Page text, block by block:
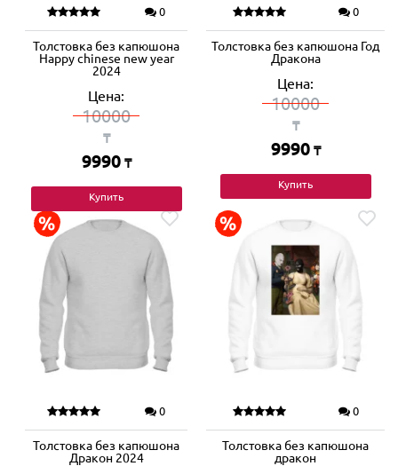
0
Толстовка без капюшона
Happy chinese new year
2024
Цена:
10000
₸
9990 ₸
Купить
0
Толстовка без капюшона Год
Дракона
Цена:
10000
₸
9990 ₸
Купить
0
Толстовка без капюшона
Дракон 2024
0
Толстовка без капюшона
дракон